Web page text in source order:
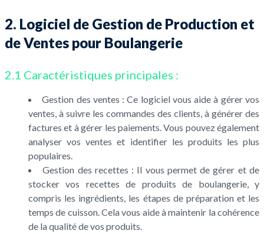
2. Logiciel de Gestion de Production et
de Ventes pour Boulangerie
2.1 Caractéristiques principales :
Gestion des ventes : Ce logiciel vous aide à gérer vos
ventes, à suivre les commandes des clients, à générer des
factures et à gérer les paiements. Vous pouvez également
analyser vos ventes et identifier les produits les plus
populaires.
Gestion des recettes : Il vous permet de gérer et de
stocker vos recettes de produits de boulangerie, y
compris les ingrédients, les étapes de préparation et les
temps de cuisson. Cela vous aide à maintenir la cohérence
de la qualité de vos produits.